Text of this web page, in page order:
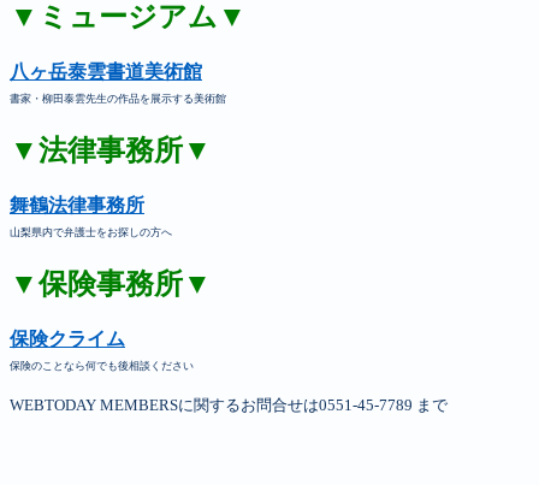
▼ミュージアム▼
八ヶ岳泰雲書道美術館
書家・柳田泰雲先生の作品を展示する美術館
▼法律事務所▼
舞鶴法律事務所
山梨県内で弁護士をお探しの方へ
▼保険事務所▼
保険クライム
保険のことなら何でも後相談ください
WEBTODAY MEMBERSに関するお問合せは0551-45-7789 まで